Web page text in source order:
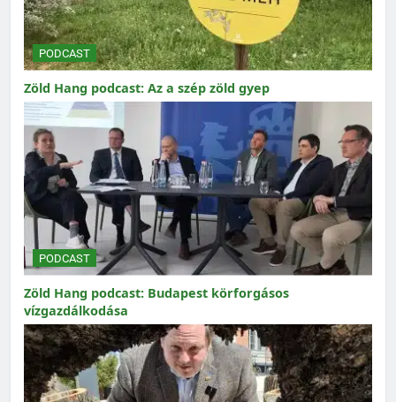
PODCAST
Zöld Hang podcast: Az a szép zöld gyep
PODCAST
Zöld Hang podcast: Budapest körforgásos
vízgazdálkodása